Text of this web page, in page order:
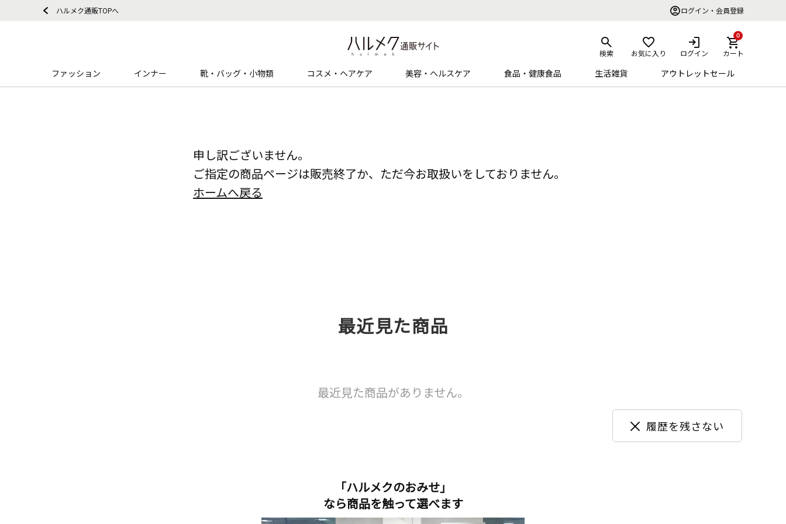
ハルメク通販TOPへ ログイン・会員登録
検索 お気に入り ログイン
0
カート
ファッション インナー 靴・バッグ・小物類 コスメ・ヘアケア 美容・ヘルスケア 食品・健康食品 生活雑貨 アウトレットセール
申し訳ございません。
ご指定の商品ページは販売終了か、ただ今お取扱いをしておりません。
ホームへ戻る
最近見た商品
最近見た商品がありません。
履歴を残さない
「ハルメクのおみせ」
なら商品を触って選べます